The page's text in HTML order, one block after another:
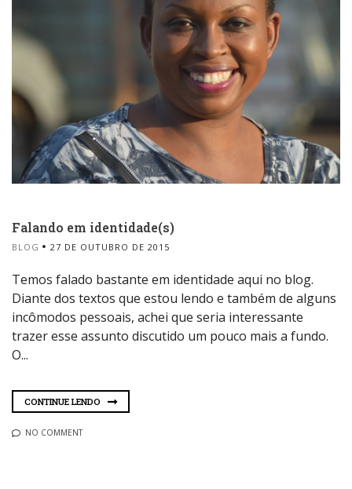
Falando em identidade(s)
BLOG 27 DE OUTUBRO DE 2015
Temos falado bastante em identidade aqui no blog.
Diante dos textos que estou lendo e também de alguns
incômodos pessoais, achei que seria interessante
trazer esse assunto discutido um pouco mais a fundo.
O...
CONTINUE LENDO
NO COMMENT